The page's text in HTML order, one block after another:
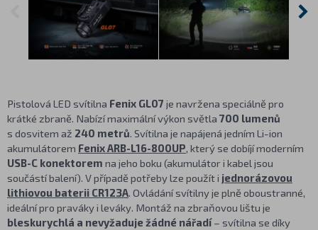
Pistolová LED svítilna Fenix GL07 je navržena speciálně pro
krátké zbraně. Nabízí maximální výkon světla 700 lumenů
s dosvitem až 240 metrů. Svítilna je napájená jedním Li-ion
akumulátorem Fenix ARB-L16-800UP, který se dobíjí moderním
USB-C konektorem na jeho boku (akumulátor i kabel jsou
součástí balení). V případě potřeby lze použít i jednorázovou
lithiovou baterii CR123A. Ovládání svítilny je plně oboustranné,
ideální pro praváky i leváky. Montáž na zbraňovou lištu je
bleskurychlá a nevyžaduje žádné nářadí– svítilna se díky